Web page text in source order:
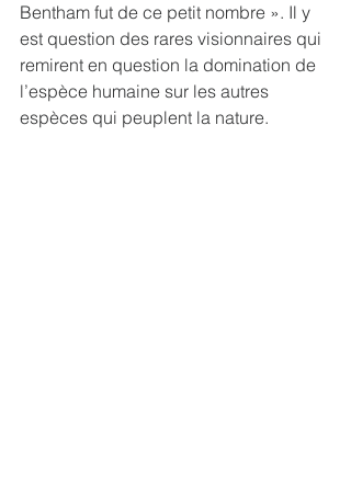
Bentham fut de ce petit nombre ». Il y
est question des rares visionnaires qui
remirent en question la domination de
l’espèce humaine sur les autres
espèces qui peuplent la nature.